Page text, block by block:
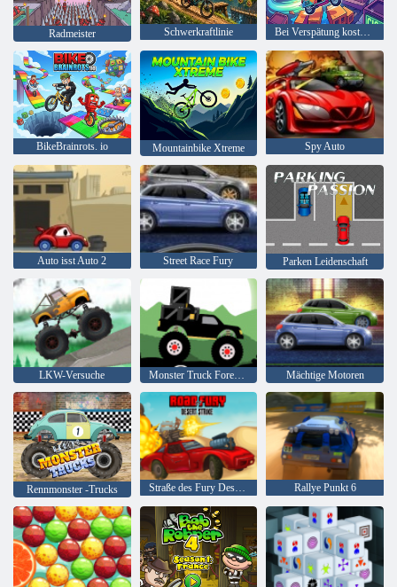
Radmeister Schwerkraftlinie Bei Verspätung kostenlos!
BikeBrainrots. io Mountainbike Xtreme Spy Auto
Auto isst Auto 2 Street Race Fury Parken Leidenschaft
LKW-Versuche Monster Truck Forest-Lieferung Mächtige Motoren
Rennmonster -Trucks Straße des Fury Desert Strike Rallye Punkt 6